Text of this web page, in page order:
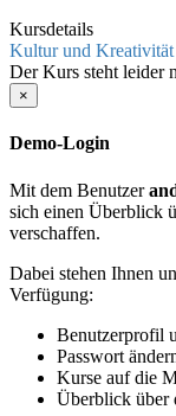
Kursdetails
Kultur und Kreativität
Der Kurs steht leider
×
Demo-Login
Mit dem Benutzer
sich einen Überblick
verschaffen.
Dabei stehen Ihnen
Verfügung:
Benutzerprofil
Passwort
Kurse auf die
Überblick über